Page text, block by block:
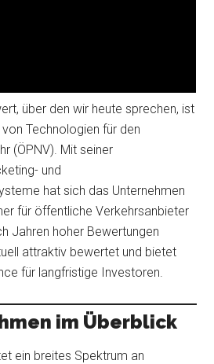
über den wir heute sprechen, ist
Technologien für den
(ÖPNV). Mit seiner
und
hat sich das Unternehmen
für öffentliche Verkehrsanbieter
Jahren hoher Bewertungen
attraktiv bewertet und bietet
für langfristige Investoren.
im Überblick
ein breites Spektrum an